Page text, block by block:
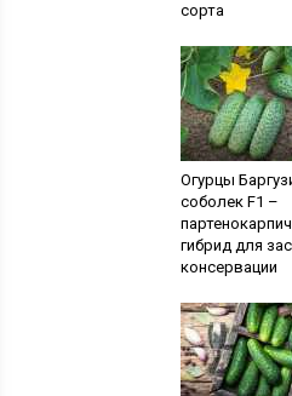
сорта
Огурцы
соболек F1 –
гибрид для
консервации